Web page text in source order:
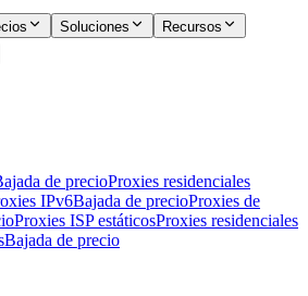
Soluciones
Recursos
de precioProxies residenciales
IPv6Bajada de precioProxies de
Proxies ISP estáticosProxies residenciales
Bajada de precio